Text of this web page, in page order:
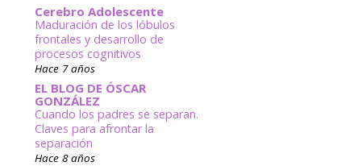
Cerebro Adolescente
Maduración de los lóbulos
frontales y desarrollo de
procesos cognitivos
Hace 7 años
EL BLOG DE ÓSCAR
GONZÁLEZ
Cuando los padres se separan.
Claves para afrontar la
separación
Hace 8 años